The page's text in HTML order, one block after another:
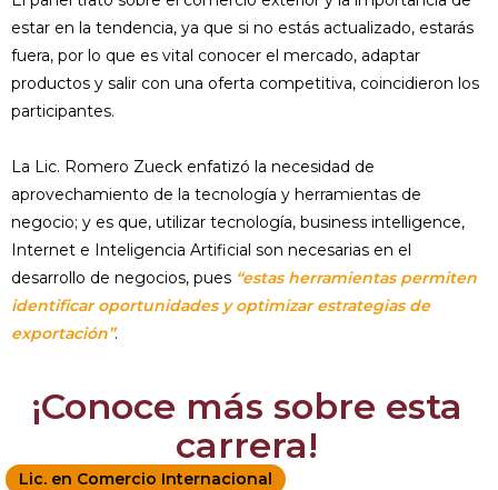
estar en la tendencia, ya que si no estás actualizado, estarás
fuera, por lo que es vital conocer el mercado, adaptar
productos y salir con una oferta competitiva, coincidieron los
participantes.
La Lic. Romero Zueck enfatizó la necesidad de
aprovechamiento de la tecnología y herramientas de
negocio; y es que, utilizar tecnología, business intelligence,
Internet e Inteligencia Artificial son necesarias en el
desarrollo de negocios, pues “estas herramientas permiten
identificar oportunidades y optimizar estrategias de
exportación”.
¡Conoce más sobre esta
carrera!
Lic. en Comercio Internacional